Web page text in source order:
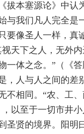
拔本塞源论》中认
与我们凡人完全是
要像圣人一样，真
天下之人，无外
一体之念。”（《
，人与人之间的差
相同。“农、工
以至于一切市井
圣贤的境界。阳明